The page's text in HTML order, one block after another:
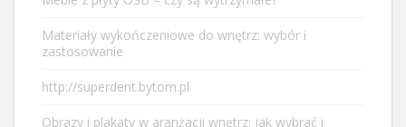
Materiały wykończeniowe do wnętrz: wybór i
zastosowanie
http://superdent.bytom.pl
Obrazy i plakaty w aranżacji wnętrz: jak wybrać i